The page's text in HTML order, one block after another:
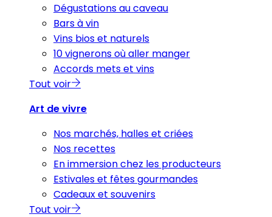
Dégustations au caveau
Bars à vin
Vins bios et naturels
10 vignerons où aller manger
Accords mets et vins
Tout voir
Art de vivre
Nos marchés, halles et criées
Nos recettes
En immersion chez les producteurs
Estivales et fêtes gourmandes
Cadeaux et souvenirs
Tout voir